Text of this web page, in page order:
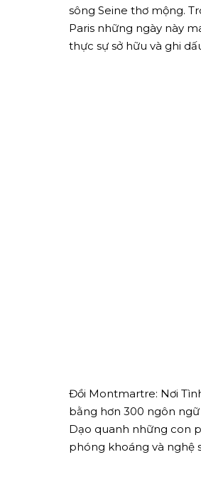
sông Seine thơ mộng.
Paris những ngày này
thực sự sở hữu và ghi
Đồi Montmartre: Nơi
bằng hơn 300 ngôn
Dạo quanh những con
phóng khoáng và nghệ